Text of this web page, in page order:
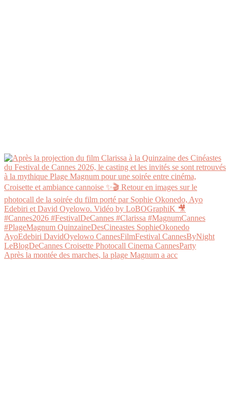
Après la montée des marches, la plage Magnum a acc